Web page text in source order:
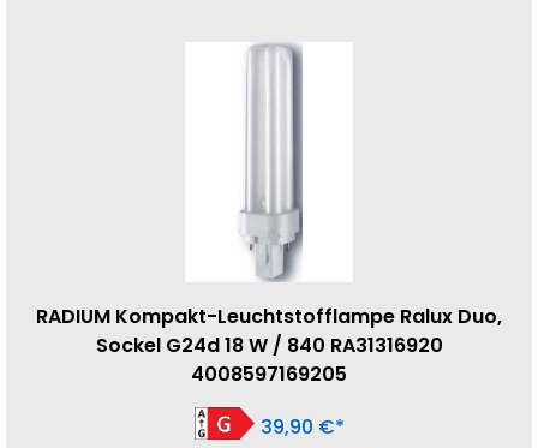
RADIUM Kompakt-Leuchtstofflampe Ralux Duo,
Sockel G24d 18 W / 840 RA31316920
4008597169205
39,90 €